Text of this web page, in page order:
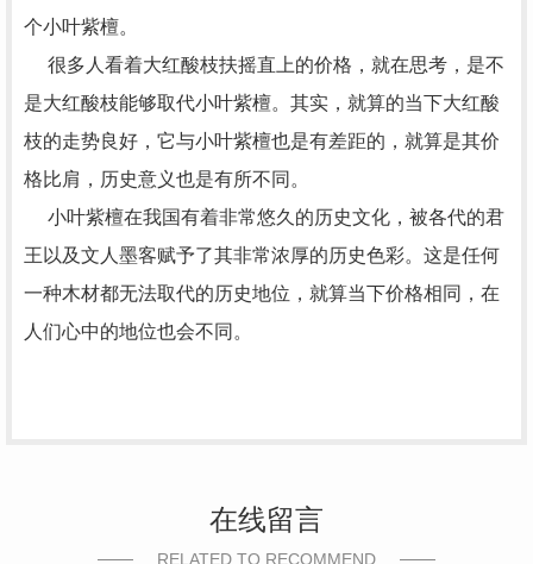
个小叶紫檀。
很多人看着大红酸枝扶摇直上的价格，就在思考，是不
是大红酸枝能够取代小叶紫檀。其实，就算的当下大红酸
枝的走势良好，它与小叶紫檀也是有差距的，就算是其价
格比肩，历史意义也是有所不同。
小叶紫檀在我国有着非常悠久的历史文化，被各代的君
王以及文人墨客赋予了其非常浓厚的历史色彩。这是任何
一种木材都无法取代的历史地位，就算当下价格相同，在
人们心中的地位也会不同。
在线留言
RELATED TO RECOMMEND